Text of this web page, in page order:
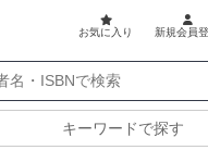
お気に入り 新規会員
キーワードで探す